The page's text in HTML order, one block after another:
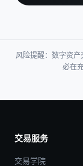
风险提醒：数字资
必在
交易服务
交易学院